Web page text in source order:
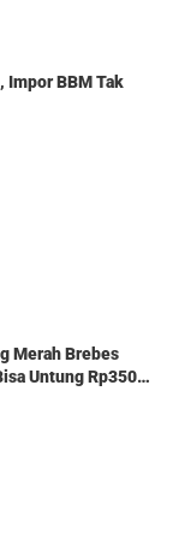
Impor BBM Tak
Merah Brebes
Untung Rp350